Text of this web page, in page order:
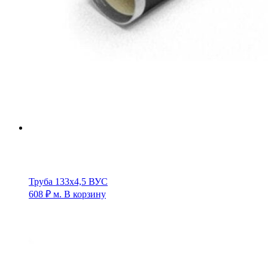
Труба 133х4,5 ВУС
608 ₽ м. В корзину